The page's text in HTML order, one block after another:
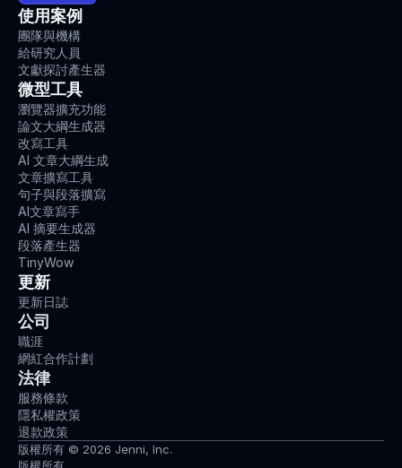
使用案例
團隊與機構
給研究人員
文獻探討產生器
微型工具
瀏覽器擴充功能
論文大綱生成器
改寫工具
AI 文章大綱生成
文章擴寫工具
句子與段落擴寫
AI文章寫手
AI 摘要生成器
段落產生器
TinyWow
更新
更新日誌
公司
職涯
網紅合作計劃
法律
服務條款
隱私權政策
退款政策
版權所有 © 2026 Jenni, Inc.